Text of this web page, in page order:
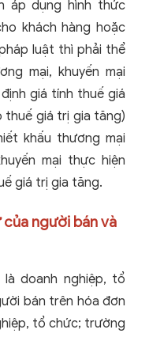
áp dụng hình thức
khách hàng hoặc
luật thì phải thể
mại, khuyến mại
giá tính thuế giá
thuế giá trị gia tăng)
khấu thương mại
mại thực hiện
giá trị gia tăng.
người bán và
doanh nghiệp, tổ
bán trên hóa đơn
tổ chức; trường